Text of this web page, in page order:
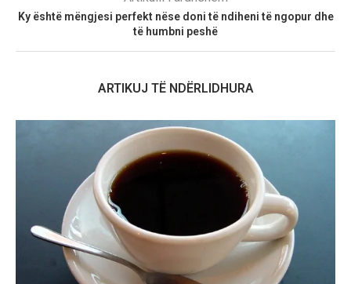
Ky është mëngjesi perfekt nëse doni të ndiheni të ngopur dhe
të humbni peshë
ARTIKUJ TË NDËRLIDHURA